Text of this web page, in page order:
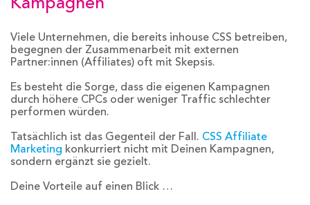
Viele Unternehmen, die bereits inhouse CSS betreiben,
begegnen der Zusammenarbeit mit externen
Partner:innen (Affiliates) oft mit Skepsis.
Es besteht die Sorge, dass die eigenen Kampagnen
durch höhere CPCs oder weniger Traffic schlechter
performen würden.
Tatsächlich ist das Gegenteil der Fall. CSS Affiliate
Marketing konkurriert nicht mit Deinen Kampagnen,
sondern ergänzt sie gezielt.
Deine Vorteile auf einen Blick …